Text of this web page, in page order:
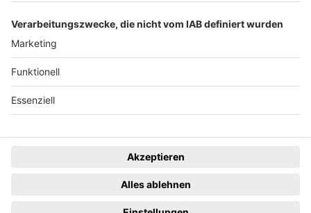
News
Lokales
Sport
Ein Unternehmen der